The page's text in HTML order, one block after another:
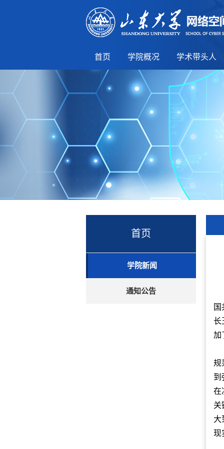
首页 学院概况 学术带头人
首页
学院新闻
通知公告
长
加
规
到
在
关
大
现